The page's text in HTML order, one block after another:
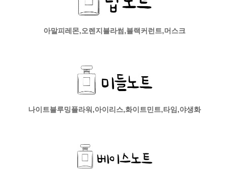
아말피레몬,오렌지블라썸,블랙커런트,머스크
나이트블루밍플라워,아이리스,화이트민트,타임,야생화